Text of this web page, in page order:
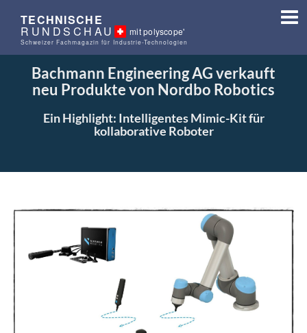
TECHNISCHE
RUNDSCHAU mit polyscope'
Schweizer Fachmagazin für Industrie-Technologien
Bachmann Engineering AG verkauft
neu Produkte von Nordbo Robotics
Ein Highlight: Intelligentes Mimic-Kit für
kollaborative Roboter